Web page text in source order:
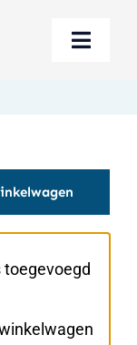
Toggle
toegevoegd